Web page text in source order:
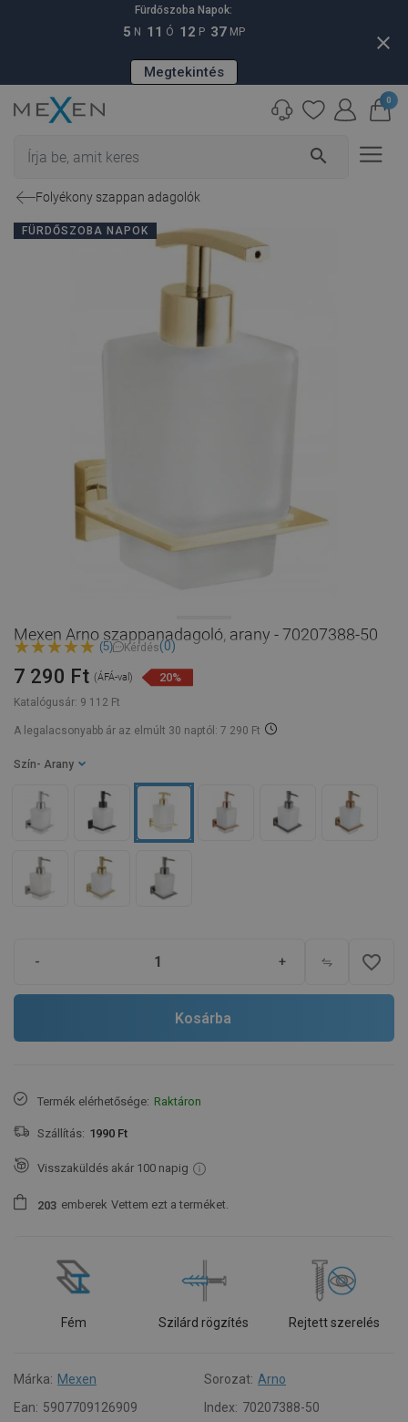
Fürdőszoba Napok:
5 N 11 Ó 12 P 36 MP
Megtekintés
close
search
0
Folyékony szappan adagolók
FÜRDŐSZOBA NAPOK
Mexen Arno szappanadagoló, arany - 70207388-50
(5) Kérdés(0)
Katalógusár: 9 112 Ft
7 290 Ft (ÁFÁ-val) 20%
A legalacsonyabb ár az elmúlt 30 naptól: 7 290 Ft
Szín - Arany
- + favorite_border
Kosárba
Termék elérhetősége: Raktáron
Szállítás: 1990 Ft
Visszaküldés akár 100 napig
203 emberek Vettem ezt a terméket.
Fém Szilárd rögzítés Rejtett szerelés
Márka: Mexen Sorozat: Arno
Ean: 5907709126909 Index: 70207388-50